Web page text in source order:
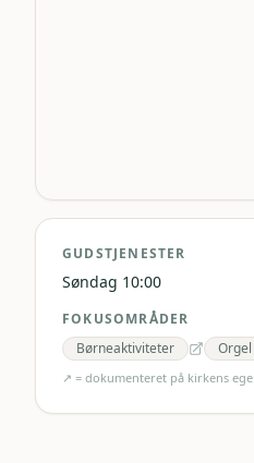
GUDSTJENESTER
Søndag 10:00
FOKUSOMRÅDER
Børneaktiviteter
Orgel
↗ = dokumenteret på kirkens